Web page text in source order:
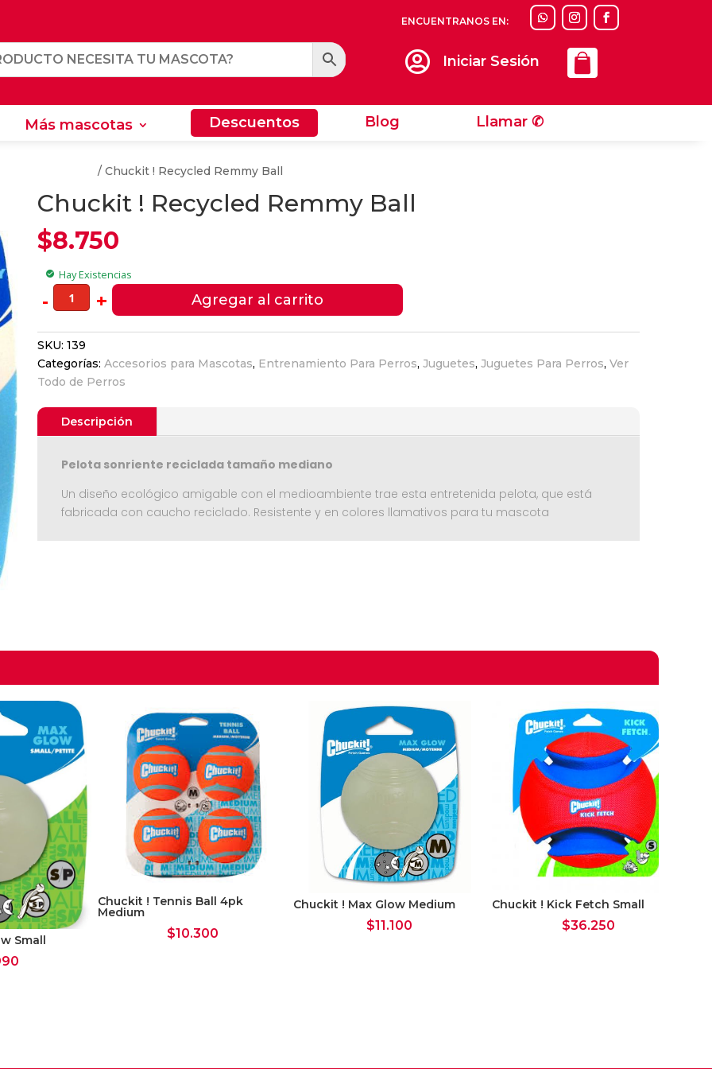
ENCUENTRANOS EN:
 Iniciar Sesión
Más mascotas Descuentos Blog Llamar ✆
Llamar ✆
/ Chuckit ! Recycled Remmy Ball
Chuckit ! Recycled Remmy Ball
$8.750
check_circle Hay Existencias
- Chuckit
!
Recycled
Remmy
Ball
cantidad
+ Agregar al carrito
SKU: 139
Categorías: Accesorios para Mascotas, Entrenamiento Para Perros, Juguetes, Juguetes Para Perros, Ver
Todo de Perros
Descripción
Pelota sonriente reciclada tamaño mediano
Un diseño ecológico amigable con el medioambiente trae esta entretenida pelota, que está
fabricada con caucho reciclado. Resistente y en colores llamativos para tu mascota
Small
Chuckit ! Tennis Ball 4pk
Medium
$10.300
Chuckit ! Max Glow Medium
$11.100
Chuckit ! Kick Fetch Small
$36.250